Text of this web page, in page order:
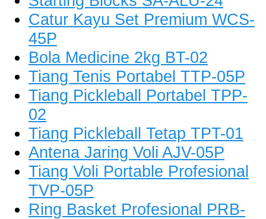
Catur Kayu Set Premium WCS-
45P
Bola Medicine 2kg BT-02
Tiang Tenis Portabel TTP-05P
Tiang Pickleball Portabel TPP-
02
Tiang Pickleball Tetap TPT-01
Antena Jaring Voli AJV-05P
Tiang Voli Portable Profesional
TVP-05P
Ring Basket Profesional PRB-